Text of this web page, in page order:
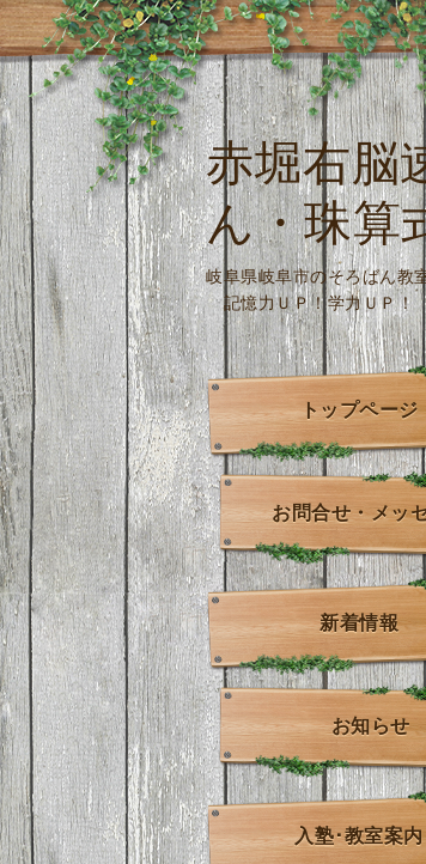
赤堀右脳
ん・珠算
岐阜県岐阜市のそろば
記憶力ＵＰ！学力ＵＰ
トップページ
お問合せ・メッ
新着情報
お知らせ
入塾･教室案内